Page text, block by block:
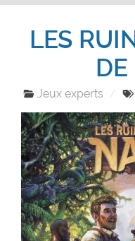
LES
Jeux experts